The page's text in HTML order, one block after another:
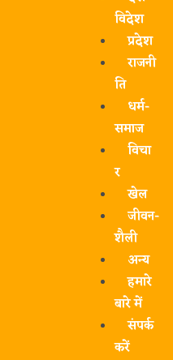
विदेश
प्रदेश
राजनी
ति
धर्म-
समाज
विचा
र
खेल
जीवन-
शैली
अन्य
हमारे
बारे में
संपर्क
करें